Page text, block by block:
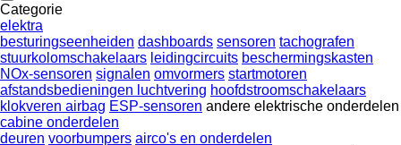
Categorie
elektra
besturingseenheiden dashboards sensoren tachografen
stuurkolomschakelaars leidingcircuits beschermingskasten
NOx-sensoren signalen omvormers startmotoren
afstandsbedieningen luchtvering hoofdstroomschakelaars
klokveren airbag ESP-sensoren andere elektrische onderdelen
cabine onderdelen
deuren voorbumpers airco's en onderdelen